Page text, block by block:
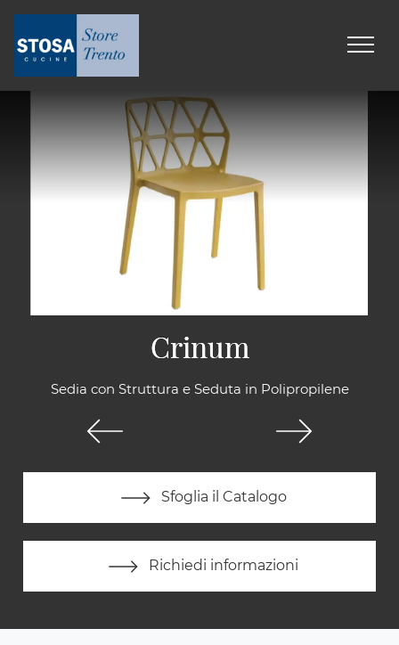
Sedia con Struttura e Seduta in Polipropilene
Sfoglia il Catalogo
Richiedi informazioni
Crinum
Crinum